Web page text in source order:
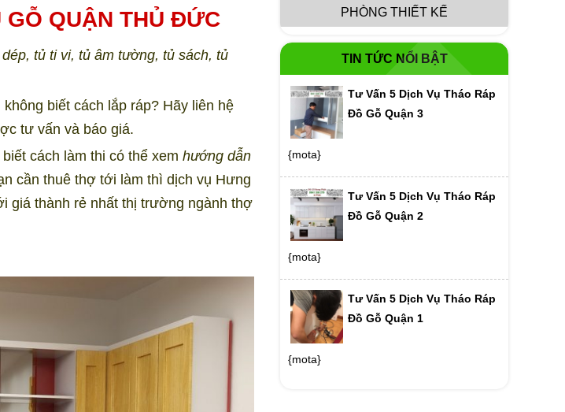
GỖ QUẬN THỦ ĐỨC
tủ ti vi, tủ âm tường, tủ sách, tủ
biết cách lắp ráp? Hãy liên hệ
tư vấn và báo giá.
cách làm thi có thể xem hướng dẫn
cần thuê thợ tới làm thì dịch vụ Hưng
giá thành rẻ nhất thị trường ngành thợ
PHÒNG THIẾT KẾ
TIN TỨC NỔI BẬT
Tư Vấn 5 Dịch Vụ Tháo Ráp
Đồ Gỗ Quận 3
{mota}
Tư Vấn 5 Dịch Vụ Tháo Ráp
Đồ Gỗ Quận 2
{mota}
Tư Vấn 5 Dịch Vụ Tháo Ráp
Đồ Gỗ Quận 1
{mota}